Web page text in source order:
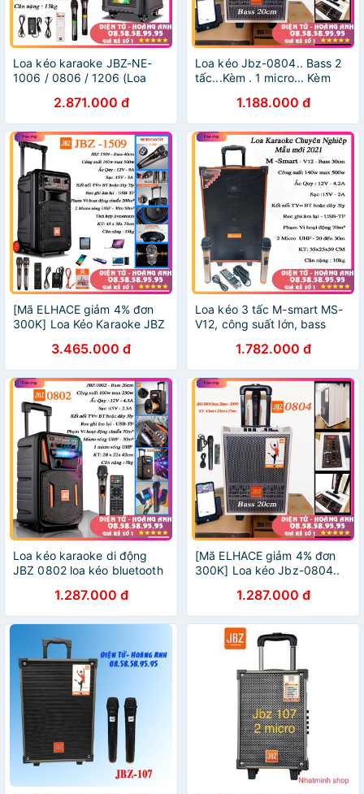
Loa kéo karaoke JBZ-NE-
1006 / 0806 / 1206 (Loa
140w max 350w) tặng 2
Micro UHF- Kim loại
2.871.000 đ
Loa kéo Jbz-0804.. Bass 2
tấc...Kèm . 1 micro... Kèm
mới 20201.188.000 đ
[Mã ELHACE giảm 4% đơn
300K] Loa Kéo Karaoke JBZ
Công Xuất 160w max 500w
Tặng 2 micro cao cấp
3.465.000 đ
Loa kéo 3 tấc M-smart MS-
V12, công suất lớn, bass
nghiệp, 2 micro
1.782.000 đ
Loa kéo karaoke di động
JBZ 0802 loa kéo bluetooth
thanh cực hay (Tặng 1
micro)
1.287.000 đ
[Mã ELHACE giảm 4% đơn
300K] Loa kéo Jbz-0804..
Kèm sạc- công suất 200W -
mẫu mới 2020
1.287.000 đ